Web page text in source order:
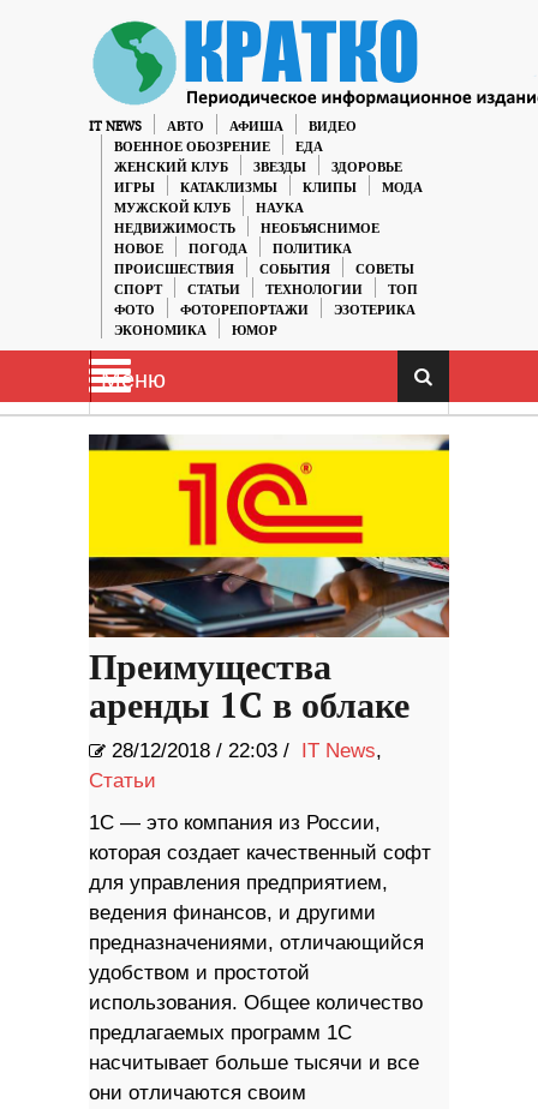
IT NEWS АВТО АФИША
ВИДЕО
ВОЕННОЕ ОБОЗРЕНИЕ
ЕДА
ЖЕНСКИЙ КЛУБ
ЗВЕЗДЫ
ЗДОРОВЬЕ
ИГРЫ
КАТАКЛИЗМЫ КЛИПЫ
МОДА
МУЖСКОЙ КЛУБ
НАУКА
НЕДВИЖИМОСТЬ
НЕОБЪЯСНИМОЕ
НОВОЕ
ПОГОДА
ПОЛИТИКА
ПРОИСШЕСТВИЯ
СОБЫТИЯ
СОВЕТЫ
СПОРТ
СТАТЬИ ТЕХНОЛОГИИ
ТОП
ФОТО
ФОТОРЕПОРТАЖИ
ЭЗОТЕРИКА
ЭКОНОМИКА
ЮМОР
Меню
Преимущества
аренды 1C в облаке
28/12/2018 / 22:03 / IT News,
Статьи
1С — это компания из России,
которая создает качественный софт
для управления предприятием,
ведения финансов, и другими
предназначениями, отличающийся
удобством и простотой
использования. Общее количество
предлагаемых программ 1С
насчитывает больше тысячи и все
они отличаются своим